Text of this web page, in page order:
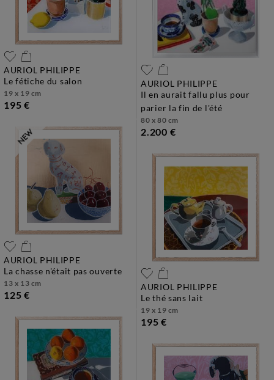
AURIOL PHILIPPE
le fétiche du salon
19 x 19 cm
195 €
AURIOL PHILIPPE
il en aurait fallu plus pour
parier la fin de l'été
80 x 80 cm
2.200 €
AURIOL PHILIPPE
la chasse n'était pas ouverte
13 x 13 cm
125 €
AURIOL PHILIPPE
le thé sans lait
19 x 19 cm
195 €